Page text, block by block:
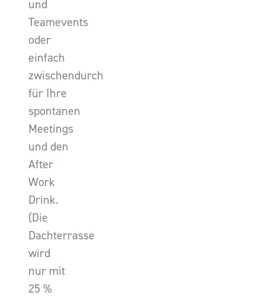
und
Teamevents
oder
einfach
zwischendurch
für Ihre
spontanen
Meetings
und den
After
Work
Drink.
(Die
Dachterrasse
wird
nur mit
25 %